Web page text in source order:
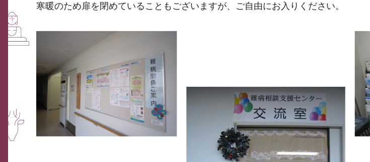
寒暖のため扉を閉めていることもございますが、ご自由にお入りください。